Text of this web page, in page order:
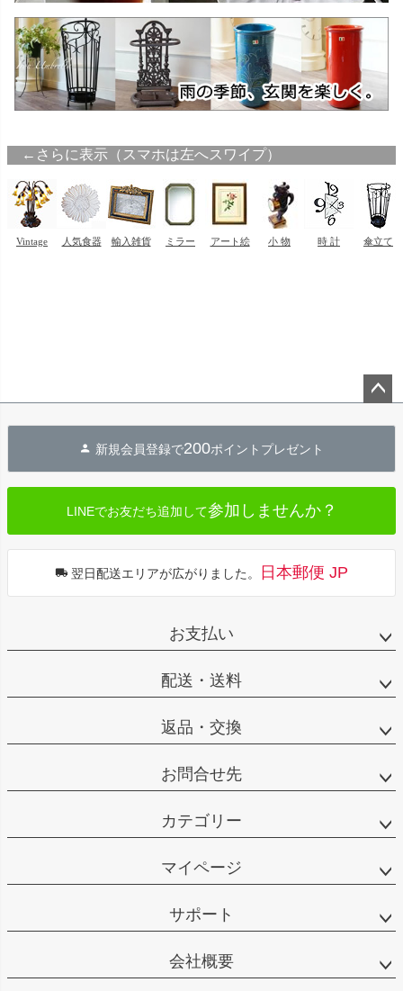
へ
新規会員登録で200ポイントプレゼント
LINEでお友だち追加して参加しませんか？
翌日配送エリアが広がりました。 日本郵便 JP
お支払い
配送・送料
返品・交換
お問合せ先
カテゴリー
マイページ
サポート
会社概要